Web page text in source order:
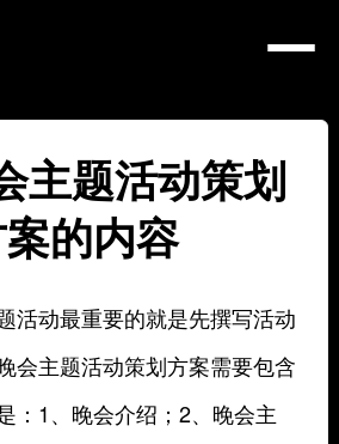
主题活动策划
的内容
活动最重要的就是先撰写活动
会主题活动策划方案需要包含
：1、晚会介绍；2、晚会主